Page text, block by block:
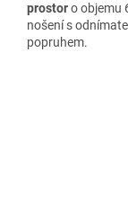
prostoro objemu
nošení s
popruhem.